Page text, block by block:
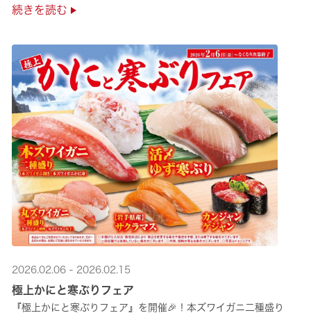
続きを読む
2026.02.06 - 2026.02.15
極上かにと寒ぶりフェア
『極上かにと寒ぶりフェア』を開催🎉！本ズワイガニ二種盛り